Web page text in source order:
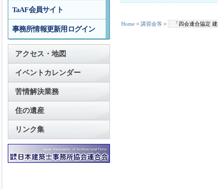
Home > 講習会等 > 「四会連合協定
TaAF会員サイト
事務所情報更新用ログイン
アクセス・地図
イベントカレンダー
苦情解決業務
住の遺産
リンク集